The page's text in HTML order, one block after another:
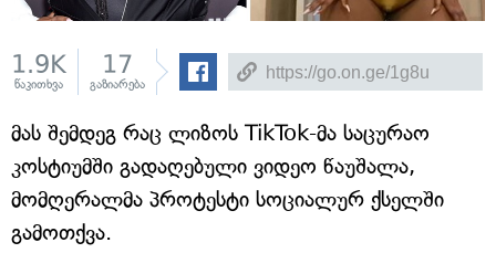
1.9K
წაკითხვა
17
გაზიარება
მას შემდეგ რაც ლიზოს TikTok-მა საცურაო
კოსტიუმში გადაღებული ვიდეო წაუშალა,
მომღერალმა პროტესტი სოციალურ ქსელში
გამოთქვა.